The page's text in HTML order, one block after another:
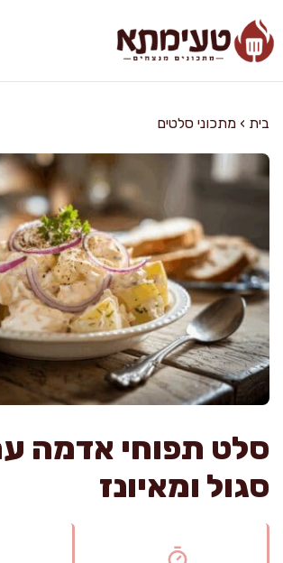
לתוכן
בית › מתכוני סלטים
סלט תפוחי אדמה
סגול ומאיונז